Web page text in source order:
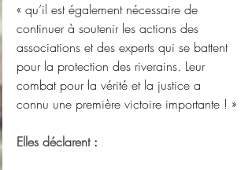
« qu’il est également nécessaire de
continuer à soutenir les actions des
associations et des experts qui se battent
pour la protection des riverains. Leur
combat pour la vérité et la justice a
connu une première victoire importante ! »
Elles déclarent :